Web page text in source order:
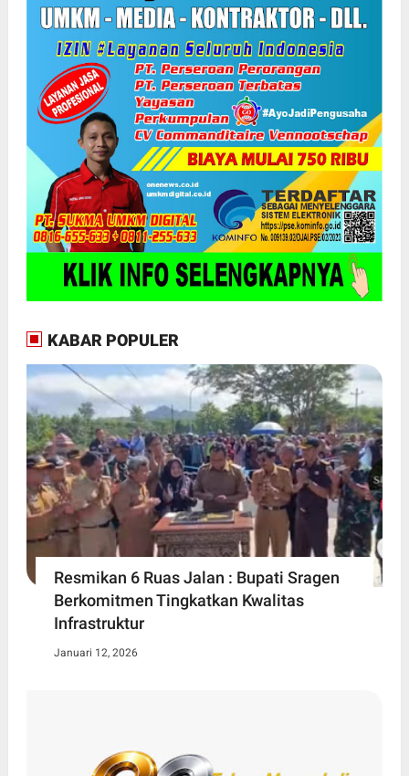
KABAR POPULER
Resmikan 6 Ruas Jalan : Bupati Sragen
Berkomitmen Tingkatkan Kwalitas
Infrastruktur
Januari 12, 2026